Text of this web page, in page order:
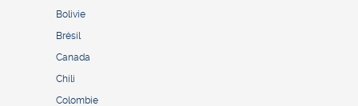
Bolivie
Brésil
Canada
Chili
Colombie